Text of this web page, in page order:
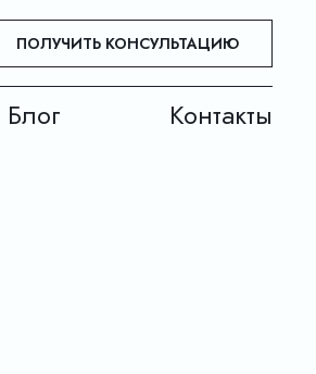
ПОЛУЧИТЬ КОНСУЛЬТАЦИЮ
Блог Контакты